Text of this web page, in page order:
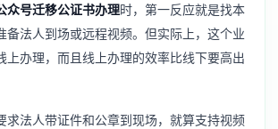
众号迁移公证书办理时，第一反应就是找本
备法人到场或远程视频。但实际上，这个业
上办理，而且线上办理的效率比线下要高出
求法人带证件和公章到现场，就算支持视频